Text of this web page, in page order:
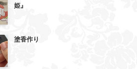
姫』
塗香作り